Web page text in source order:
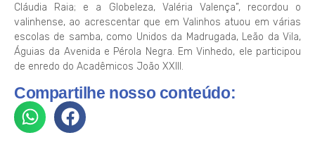
Cláudia Raia; e a Globeleza, Valéria Valença”, recordou o
valinhense, ao acrescentar que em Valinhos atuou em várias
escolas de samba, como Unidos da Madrugada, Leão da Vila,
Águias da Avenida e Pérola Negra. Em Vinhedo, ele participou
de enredo do Acadêmicos João XXIII.
Compartilhe nosso conteúdo: